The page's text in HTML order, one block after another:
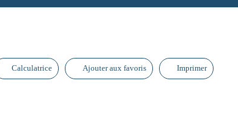
Calculatrice Ajouter aux favoris Imprimer